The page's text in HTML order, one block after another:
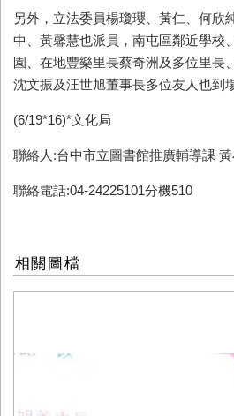
另外，立法委員楊瓊瓔、黃仁、何欣
中、黃馨慧也派員，南屯區鄰近學校
園、在地豐樂里長蔡奇洲及多位里長
沈文振及汪世旭董事長多位友人也到
(6/19*16)*文化局
聯絡人:台中市立圖書館推廣輔導課 黃
聯絡電話:04-24225101分機510
相關圖檔